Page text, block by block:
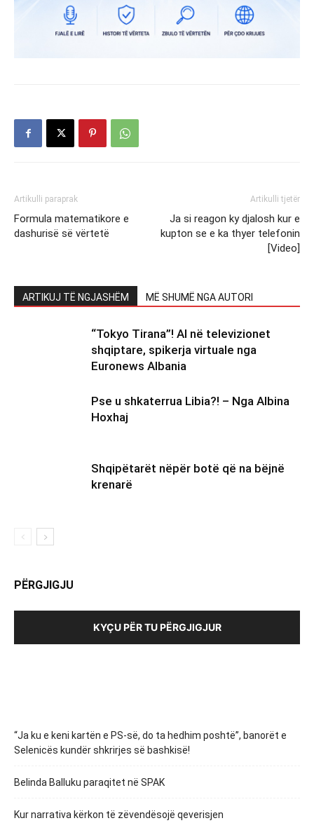
Artikulli paraprak
Formula matematikore e
dashurisë së vërtetë
Artikulli tjetër
Ja si reagon ky djalosh kur e
kupton se e ka thyer telefonin
[Video]
ARTIKUJ TË NGJASHËM MË SHUMË NGA AUTORI
“Tokyo Tirana”! AI në televizionet
shqiptare, spikerja virtuale nga
Euronews Albania
Pse u shkaterrua Libia?! – Nga Albina
Hoxhaj
Shqipëtarët nëpër botë që na bëjnë
krenarë
PËRGJIGJU
KYÇU PËR TU PËRGJIGJUR
“Ja ku e keni kartën e PS-së, do ta hedhim poshtë”, banorët e
Selenicës kundër shkrirjes së bashkisë!
Belinda Balluku paraqitet në SPAK
Kur narrativa kërkon të zëvendësojë qeverisjen